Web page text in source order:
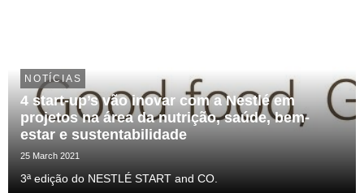
NOTÍCIAS
4 start-up’s vão inovar com a Nestlé em
projetos na área da nutrição, saúde, bem-
estar e sustentabilidade
25 March 2021
3ª edição do NESTLÉ START and CO.